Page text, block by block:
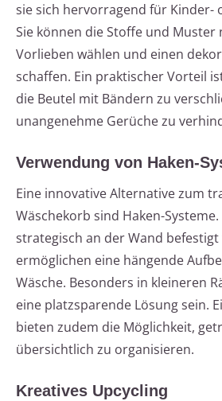
sie sich hervorragend für Kinder-
Sie können die Stoffe und Muster
Vorlieben wählen und einen
schaffen. Ein praktischer Vorteil
die Beutel mit Bändern zu
unangenehme Gerüche zu
Verwendung von Haken-
Eine innovative Alternative zum
Wäschekorb sind Haken-
strategisch an der Wand
ermöglichen eine hängende
Wäsche. Besonders in kleineren
eine platzsparende Lösung sein.
bieten zudem die Möglichkeit,
übersichtlich zu organisieren.
Kreatives Upcycling